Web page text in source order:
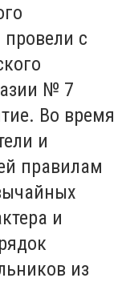
с
№ 7
Во время
и
правилам
и
из